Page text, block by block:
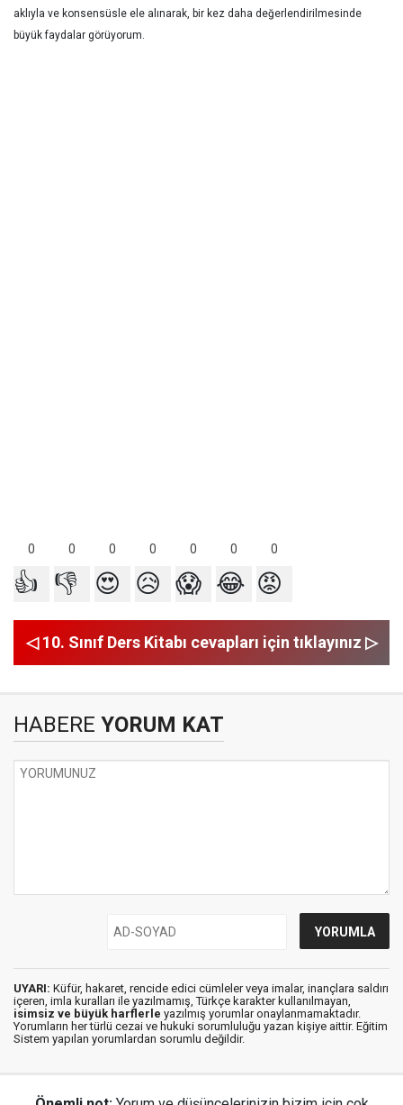
aklıyla ve konsensüsle ele alınarak, bir kez daha değerlendirilmesinde
büyük faydalar görüyorum.
0 0 0 0 0 0 0
👍 👎 😍 😥 😱 😂 😡
◁ 10. Sınıf Ders Kitabı cevapları için tıklayınız ▷
HABERE YORUM KAT
UYARI: Küfür, hakaret, rencide edici cümleler veya imalar, inançlara saldırı
içeren, imla kuralları ile yazılmamış, Türkçe karakter kullanılmayan,
isimsiz ve büyük harflerle yazılmış yorumlar onaylanmamaktadır.
Yorumların her türlü cezai ve hukuki sorumluluğu yazan kişiye aittir. Eğitim
Sistem yapılan yorumlardan sorumlu değildir.